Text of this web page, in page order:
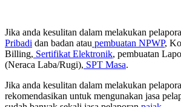
Jika anda kesulitan dalam melakukan
Pribadi dan badan atau pembuatan NPWP,
Billing, Sertifikat Elektronik, pembuatan
(Neraca Laba/Rugi), SPT Masa.
Jika anda kesulitan dalam melakukan
rekomendasikan untuk mengunakan jasa